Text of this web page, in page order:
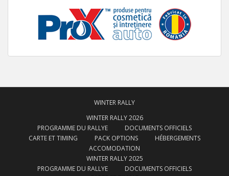
WINTER RALLY
WINTER RALLY 2026
PROGRAMME DU RALLYE
DOCUMENTS OFFICIELS
CARTE ET TIMING
PACK OPTIONS
HÉBERGEMENTS
ACCOMODATION
WINTER RALLY 2025
PROGRAMME DU RALLYE
DOCUMENTS OFFICIELS